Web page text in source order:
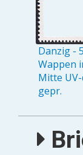
Danzig -
Wappen
Mitte
gepr.